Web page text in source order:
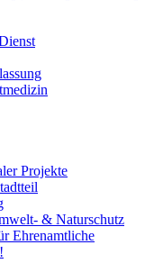
Projekte
& Naturschutz
Ehrenamtliche